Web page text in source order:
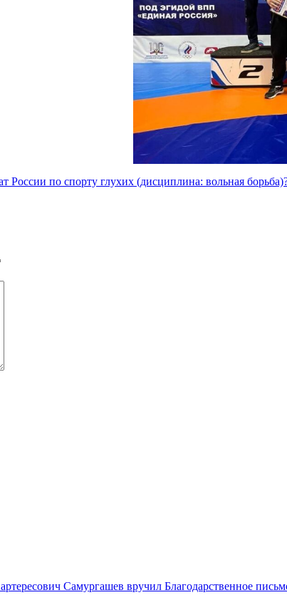
по спорту глухих (дисциплина: вольная
Самургашев вручил Благодарственное письмо